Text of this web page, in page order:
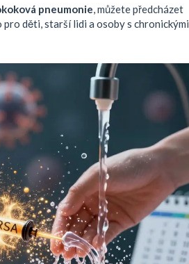
pneumonie, můžete předcházet
děti, starší lidi a osoby s chronickými